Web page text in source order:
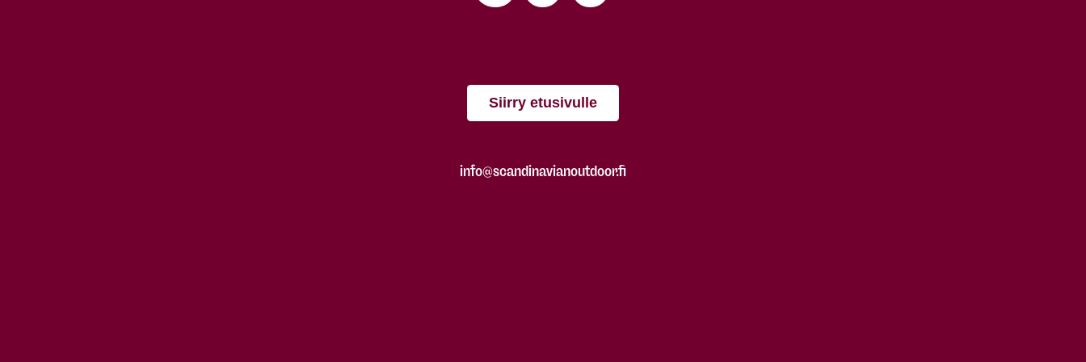
Siirry etusivulle
info@scandinavianoutdoor.fi